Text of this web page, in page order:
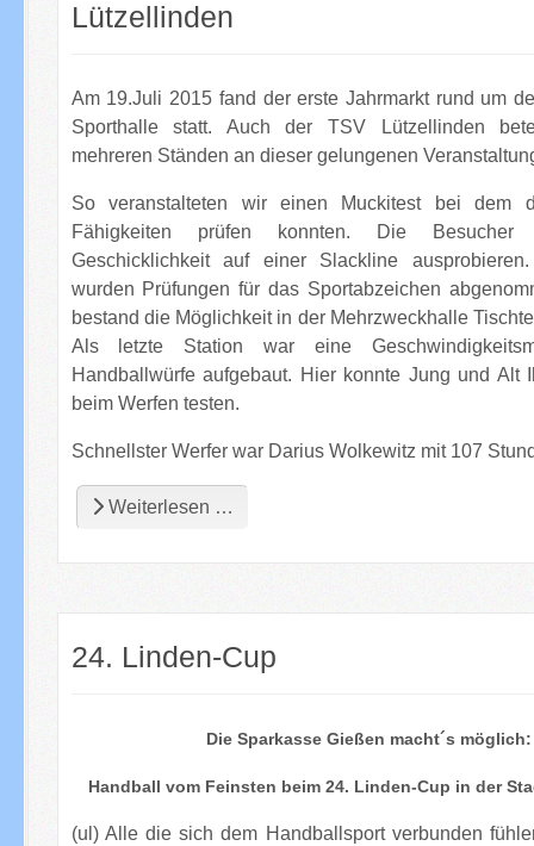
Lützellinden
Am 19.Juli 2015 fand der erste Jahrmarkt rund um
Sporthalle statt. Auch der TSV Lützellinden
mehreren Ständen an dieser gelungenen
So veranstalteten wir einen Muckitest bei dem
Fähigkeiten prüfen konnten. Die Besucher
Geschicklichkeit auf einer Slackline ausprobieren.
wurden Prüfungen für das Sportabzeichen
bestand die Möglichkeit in der Mehrzweckhalle
Als letzte Station war eine
Handballwürfe aufgebaut. Hier konnte Jung und Alt
beim Werfen testen.
Schnellster Werfer war Darius Wolkewitz mit 107
Weiterlesen …
24. Linden-Cup
Die Sparkasse Gießen macht´s möglich:
Handball vom Feinsten beim 24. Linden-Cup in der
(ul) Alle die sich dem Handballsport verbunden